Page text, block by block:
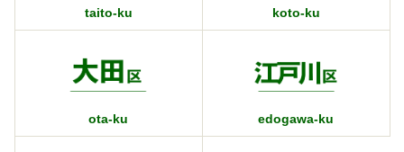
taito-ku koto-ku
ota-ku edogawa-ku